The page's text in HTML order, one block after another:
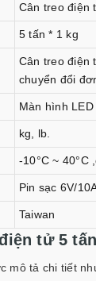
Cân treo điện
5 tấn * 1 kg
Cân treo điện
chuyển đổi
Màn hình
kg, lb.
-10°C ~ 40°C
Pin sạc 6V/
Taiwan
tử 5 tấn
mô tả chi tiết